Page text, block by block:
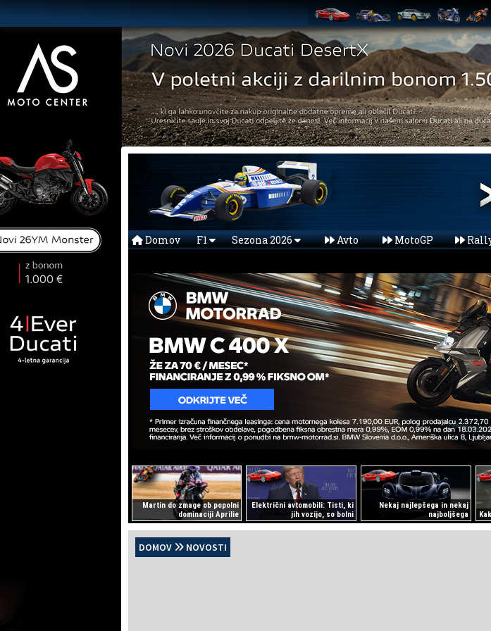
Domov F1 Sezona 2026 Avto MotoGP
Martin do zmage ob popolni
dominaciji Aprilie
Električni avtomobili: Tisti, ki
jih vozijo, so bolni
Nekaj najlepšega in nekaj
najboljšega
DOMOV NOVOSTI